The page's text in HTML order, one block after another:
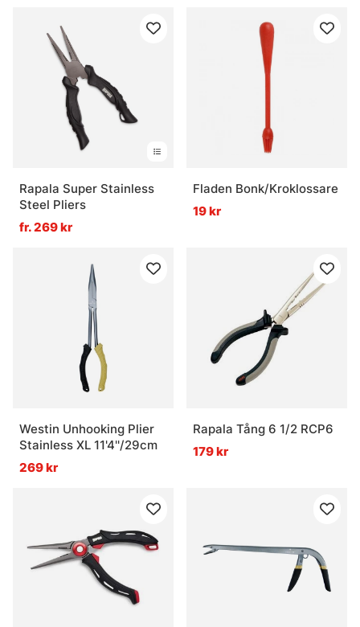
Rapala Super Stainless
Steel Pliers
fr. 269 kr
Fladen Bonk/Kroklossare
19 kr
Westin Unhooking Plier
Stainless XL 11'4''/29cm
269 kr
Rapala Tång 6 1/2 RCP6
179 kr